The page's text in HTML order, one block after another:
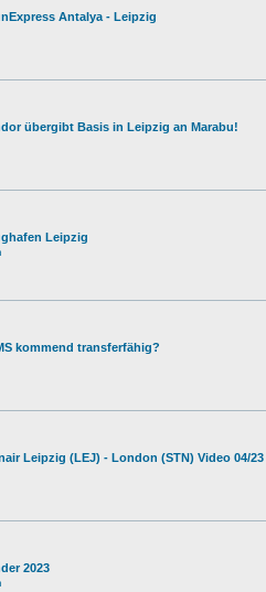
Antalya - Leipzig
übergibt Basis in Leipzig an Marabu!
Leipzig
kommend transferfähig?
Leipzig (LEJ) - London (STN) Video 04/23
2023